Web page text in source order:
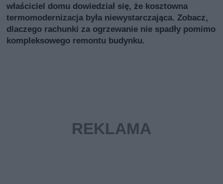
właściciel domu dowiedział się, że kosztowna
termomodernizacja była niewystarczająca. Zobacz,
dlaczego rachunki za ogrzewanie nie spadły pomimo
kompleksowego remontu budynku.